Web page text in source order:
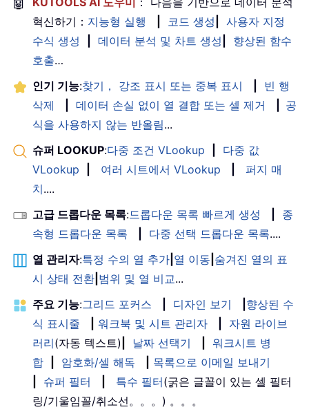
혁신하기： 지능형 실행 코드 생성
사용자 지정
수식 생성
데이터 분석 및 차트 생성
향상된 함수
호출…
인기 기능:찾기， 강조 표시 또는 중복 표시
빈 행
삭제
데이터 손실 없이 열 결합 또는 셀 제거
공
식을 사용하지 않는 반올림...
슈퍼 LOOKUP:다중 조건 VLookup
다중 값
VLookup
여러 시트에서 VLookup
퍼지 매
치....
고급 드롭다운 목록:드롭다운 목록 빠르게 생성
종
속형 드롭다운 목록
다중 선택 드롭다운 목록....
열 관리자:특정 수의 열 추가 열 이동 숨겨진 열의 표
시 상태 전환 범위 및 열 비교...
주요 기능:그리드 포커스 디자인 보기
향상된 수
식 표시줄
워크북 및 시트 관리자
자원 라이브
러리(자동 텍스트) 날짜 선택기
워크시트 병
합
암호화/셀 해독
목록으로 이메일 보내기
슈퍼 필터 특수 필터(굵은 글꼴이 있는 셀 필터
링/기울임꼴/취소선。。。) 。。。